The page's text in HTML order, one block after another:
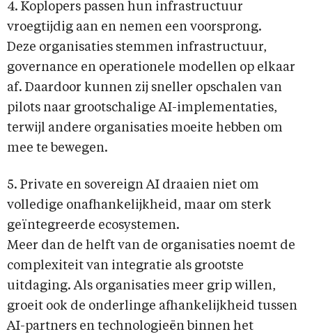
4. Koplopers passen hun infrastructuur
vroegtijdig aan en nemen een voorsprong.
Deze organisaties stemmen infrastructuur,
governance en operationele modellen op elkaar
af. Daardoor kunnen zij sneller opschalen van
pilots naar grootschalige AI-implementaties,
terwijl andere organisaties moeite hebben om
mee te bewegen.
5. Private en sovereign AI draaien niet om
volledige onafhankelijkheid, maar om sterk
geïntegreerde ecosystemen.
Meer dan de helft van de organisaties noemt de
complexiteit van integratie als grootste
uitdaging. Als organisaties meer grip willen,
groeit ook de onderlinge afhankelijkheid tussen
AI-partners en technologieën binnen het